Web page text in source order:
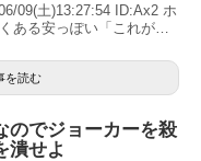
09(土)13:27:54 ID:Ax2 ホ
ある安っぽい「これが…
を読む
のでジョーカーを殺
潰せよ